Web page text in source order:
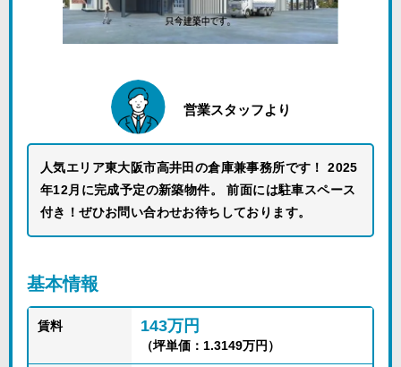
営業スタッフより
人気エリア東大阪市高井田の倉庫兼事務所です！ 2025
年12月に完成予定の新築物件。 前面には駐車スペース
付き！ぜひお問い合わせお待ちしております。
基本情報
賃料 143万円
（坪単価：1.3149万円）